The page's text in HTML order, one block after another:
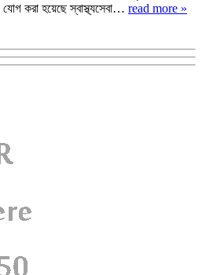
করা হয়েছে স্বাস্থ্যসেবা… read more »